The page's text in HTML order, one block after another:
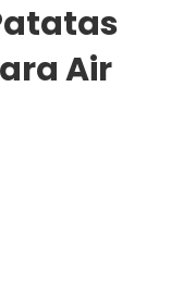
Air